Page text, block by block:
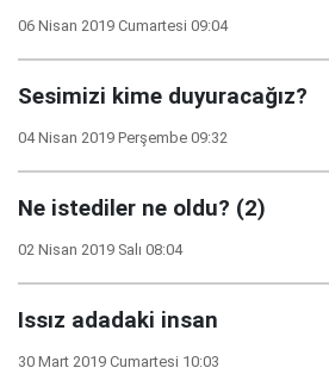
06 Nisan 2019 Cumartesi 09:04
Sesimizi kime duyuracağız?
04 Nisan 2019 Perşembe 09:32
Ne istediler ne oldu? (2)
02 Nisan 2019 Salı 08:04
Issız adadaki insan
30 Mart 2019 Cumartesi 10:03